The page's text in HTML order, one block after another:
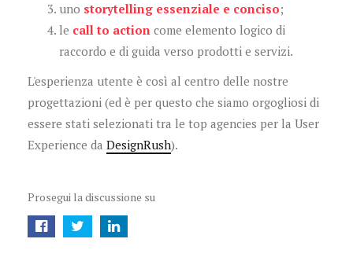
uno storytelling essenziale e conciso;
le call to action come elemento logico di
raccordo e di guida verso prodotti e servizi.
L'esperienza utente è così al centro delle nostre
progettazioni (ed è per questo che siamo orgogliosi di
essere stati selezionati tra le top agencies per la User
Experience da DesignRush).
Prosegui la discussione su